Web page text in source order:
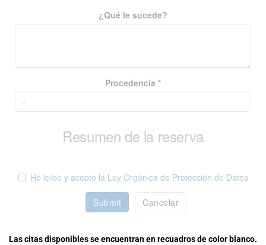
¿Qué le sucede?
Procedencia *
Resumen de la reserva
He leído y acepto la Ley Orgánica de Protección de Datos
Submit Cancelar
Las citas disponibles se encuentran en recuadros de color blanco.